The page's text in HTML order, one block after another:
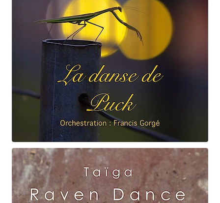
Claude Debussy
La danse de Puck